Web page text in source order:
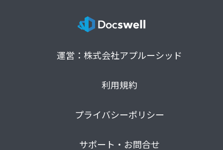
運営：株式会社アプルーシッド
利用規約
プライバシーポリシー
サポート・お問合せ